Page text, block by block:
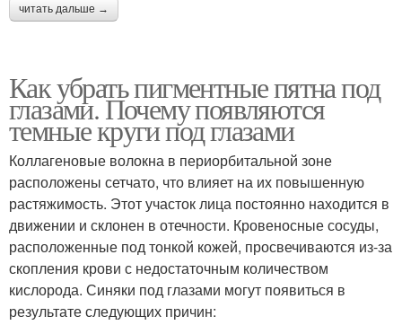
читать дальше →
Как убрать пигментные пятна под
глазами. Почему появляются
темные круги под глазами
Коллагеновые волокна в периорбитальной зоне
расположены сетчато, что влияет на их повышенную
растяжимость. Этот участок лица постоянно находится в
движении и склонен в отечности. Кровеносные сосуды,
расположенные под тонкой кожей, просвечиваются из-за
скопления крови с недостаточным количеством
кислорода. Синяки под глазами могут появиться в
результате следующих причин: